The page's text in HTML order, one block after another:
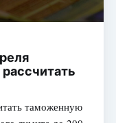
таможенную